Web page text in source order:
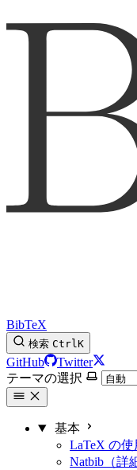
BibTeX
検索 CtrlK
GitHub
Twitter
テーマの選択
基本
LaTeX の使
Natbib（詳